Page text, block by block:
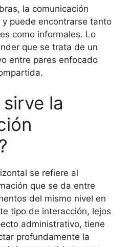
la comunicación
puede encontrarse tanto
como informales. Lo
que se trata de un
entre pares enfocado
la
se refiere al
que se da entre
del mismo nivel en
tipo de interacción, lejos
administrativo, tiene
profundamente la